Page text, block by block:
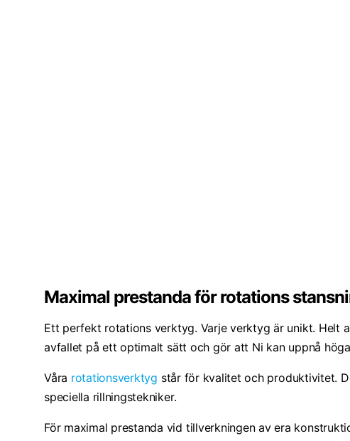
Maximal prestanda för rotations
Ett perfekt rotations verktyg. Varje verktyg är unikt. Helt
avfallet på ett optimalt sätt och gör att Ni kan uppnå
Våra rotationsverktyg står för kvalitet och produktivitet.
speciella rillningstekniker.
För maximal prestanda vid tillverkningen av era